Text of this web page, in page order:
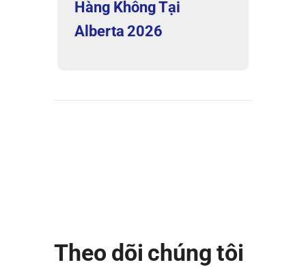
Hàng Không Tại
Alberta 2026
Theo dõi chúng tôi